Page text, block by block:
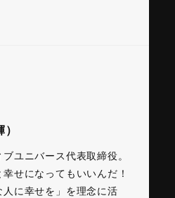
ユニバース代表取締役。
せになってもいいんだ！
に幸せを」を理念に活